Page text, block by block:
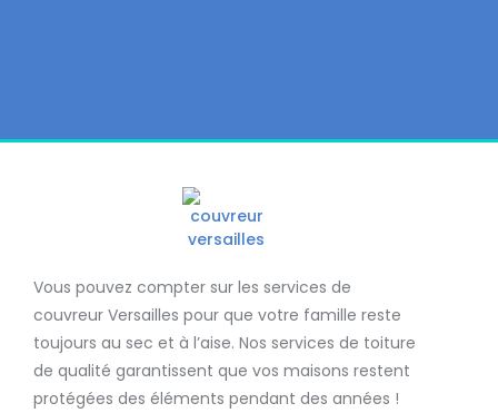
Vous pouvez compter sur les services de
couvreur Versailles pour que votre famille reste
toujours au sec et à l’aise. Nos services de toiture
de qualité garantissent que vos maisons restent
protégées des éléments pendant des années !